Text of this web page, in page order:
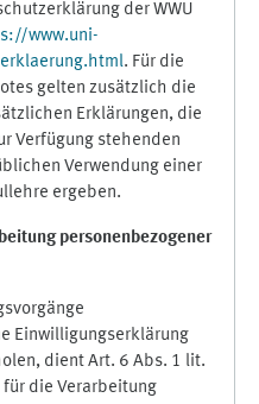
der WWU
www.uni-
. Für die
gelten zusätzlich die
Erklärungen, die
Verfügung stehenden
Verwendung einer
ergeben.
personenbezogener
Einwilligungserklärung
dient Art. 6 Abs. 1 lit.
für die Verarbeitung